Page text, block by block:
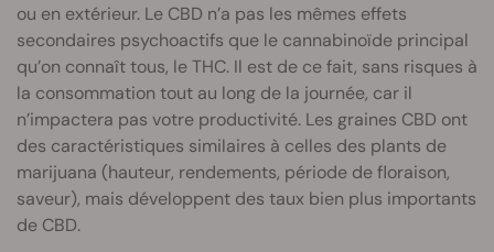
ou en extérieur. Le CBD n’a pas les mêmes effets
secondaires psychoactifs que le cannabinoïde principal
qu’on connaît tous, le THC. Il est de ce fait, sans risques à
la consommation tout au long de la journée, car il
n’impactera pas votre productivité. Les graines CBD ont
des caractéristiques similaires à celles des plants de
marijuana (hauteur, rendements, période de floraison,
saveur), mais développent des taux bien plus importants
de CBD.